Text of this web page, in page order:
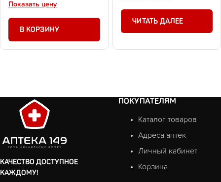
Показать цену
В КОРЗИНУ
ЧИТАТЬ ДАЛЕЕ
КАЧЕСТВО ДОСТУПНОЕ
КАЖДОМУ!
ПОКУПАТЕЛЯМ
Каталог товаров
Адреса аптек
Личный кабинет
Корзина